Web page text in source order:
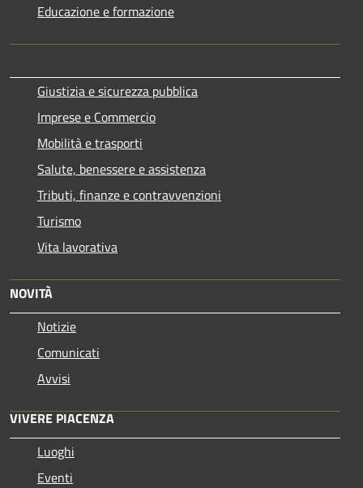
Educazione e formazione
Giustizia e sicurezza pubblica
Imprese e Commercio
Mobilità e trasporti
Salute, benessere e assistenza
Tributi, finanze e contravvenzioni
Turismo
Vita lavorativa
NOVITÀ
Notizie
Comunicati
Avvisi
VIVERE PIACENZA
Luoghi
Eventi